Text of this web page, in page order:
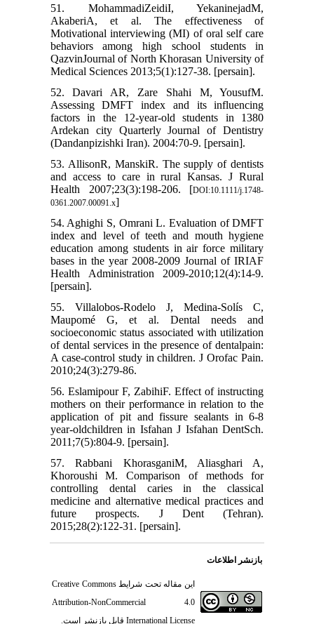
51. MohammadiZeidiI, YekaninejadM,
AkaberiA, et al. The effectiveness of
Motivational interviewing (MI) of oral self care
behaviors among high school students in
QazvinJournal of North Khorasan University of
Medical Sciences 2013;5(1):127-38. [persain].
52. Davari AR, Zare Shahi M, YousufM.
Assessing DMFT index and its influencing
factors in the 12-year-old students in 1380
Ardekan city Quarterly Journal of Dentistry
(Dandanpizishki Iran). 2004:70-9. [persain].
53. AllisonR, ManskiR. The supply of dentists
and access to care in rural Kansas. J Rural
Health 2007;23(3):198-206. [DOI:10.1111/j.1748-
0361.2007.00091.x]
54. Aghighi S, Omrani L. Evaluation of DMFT
index and level of teeth and mouth hygiene
education among students in air force military
bases in the year 2008-2009 Journal of IRIAF
Health Administration 2009-2010;12(4):14-9.
[persain].
55. Villalobos-Rodelo J, Medina-Solís C,
Maupomé G, et al. Dental needs and
socioeconomic status associated with utilization
of dental services in the presence of dentalpain:
A case-control study in children. J Orofac Pain.
2010;24(3):279-86.
56. Eslamipour F, ZabihiF. Effect of instructing
mothers on their performance in relation to the
application of pit and fissure sealants in 6-8
year-oldchildren in Isfahan J Isfahan DentSch.
2011;7(5):804-9. [persain].
57. Rabbani KhorasganiM, Aliasghari A,
Khoroushi M. Comparison of methods for
controlling dental caries in the classical
medicine and alternative medical practices and
future prospects. J Dent (Tehran).
2015;28(2):122-31. [persain].
بازنشر اطلاعات
این مقاله تحت شرایطCreative Commons
Attribution-NonCommercial 4.0
International License قابل بازنشر است.